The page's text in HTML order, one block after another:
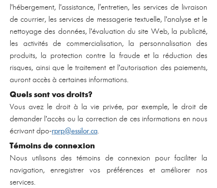
l’hébergement, l’assistance, l'entretien, les services de livraison
de courrier, les services de messagerie textuelle, l’analyse et le
nettoyage des données, l’évaluation du site Web, la publicité,
les activités de commercialisation, la personnalisation des
produits, la protection contre la fraude et la réduction des
risques, ainsi que le traitement et l’autorisation des paiements,
auront accès à certaines informations.
Quels sont vos droits?
Vous avez le droit à la vie privée, par exemple, le droit de
demander l’accès ou la correction de ces informations en nous
écrivant dpo-rprp@essilor.ca.
Témoins de connexion
Nous utilisons des témoins de connexion pour faciliter la
navigation, enregistrer vos préférences et améliorer nos
services.